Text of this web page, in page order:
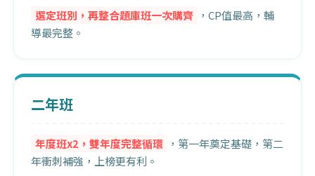
選定班別，再整合題庫班一次購齊 ，CP值最高，輔
導最完整。
二年班
年度班x2，雙年度完整循環 ，第一年奠定基礎，第二
年衝刺補強，上榜更有利。